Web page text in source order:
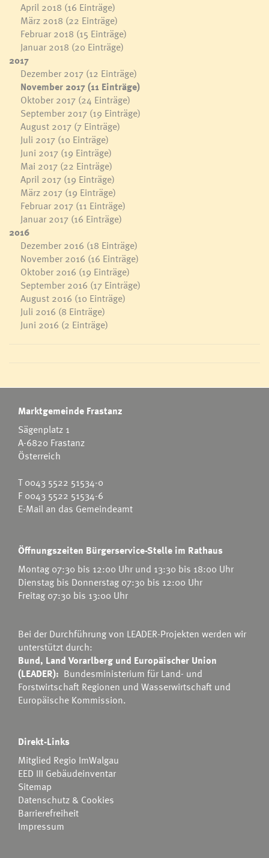
April 2018 (16 Einträge)
März 2018 (22 Einträge)
Februar 2018 (15 Einträge)
Januar 2018 (20 Einträge)
2017
Dezember 2017 (12 Einträge)
November 2017(11 Einträge)
Oktober 2017 (24 Einträge)
September 2017 (19 Einträge)
August 2017 (7 Einträge)
Juli 2017 (10 Einträge)
Juni 2017 (19 Einträge)
Mai 2017 (22 Einträge)
April 2017 (19 Einträge)
März 2017 (19 Einträge)
Februar 2017 (11 Einträge)
Januar 2017 (16 Einträge)
2016
Dezember 2016 (18 Einträge)
November 2016 (16 Einträge)
Oktober 2016 (19 Einträge)
September 2016 (17 Einträge)
August 2016 (10 Einträge)
Juli 2016 (8 Einträge)
Juni 2016 (2 Einträge)
Marktgemeinde Frastanz
Sägenplatz 1
A-6820 Frastanz
Österreich
T0043 5522 51534-0
F 0043 5522 51534-6
E-Mail an das Gemeindeamt
Öffnungszeiten Bürgerservice-Stelle im Rathaus
Montag 07:30 bis 12:00 Uhr und 13:30 bis 18:00 Uhr
Dienstag bis Donnerstag 07:30 bis 12:00 Uhr
Freitag 07:30 bis 13:00 Uhr
Bei der Durchführung von LEADER-Projekten werden wir
unterstützt durch:
Bund, Land Vorarlberg und Europäischer Union
(LEADER): Bundesministerium für Land- und
Forstwirtschaft Regionen und Wasserwirtschaft und
Europäische Kommission.
Direkt-Links
Mitglied Regio ImWalgau
EED III Gebäudeinventar
Sitemap
Datenschutz & Cookies
Barrierefreiheit
Impressum